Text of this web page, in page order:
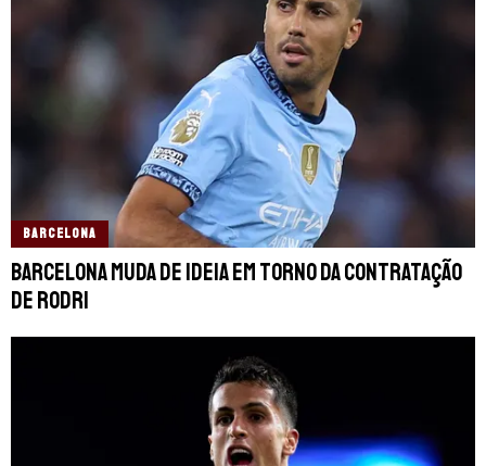
BARCELONA
Barcelona muda de ideia em torno da contratação
de Rodri